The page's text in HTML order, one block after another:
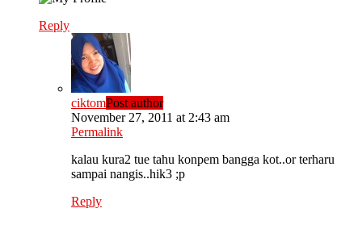
Reply
ciktomPost author
November 27, 2011 at 2:43 am
Permalink
kalau kura2 tue tahu konpem bangga kot..or terharu
sampai nangis..hik3 ;p
Reply